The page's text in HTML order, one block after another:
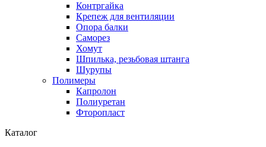
Контргайка
Крепеж для вентиляции
Опора балки
Саморез
Хомут
Шпилька, резьбовая штанга
Шурупы
Полимеры
Капролон
Полиуретан
Фторопласт
Каталог